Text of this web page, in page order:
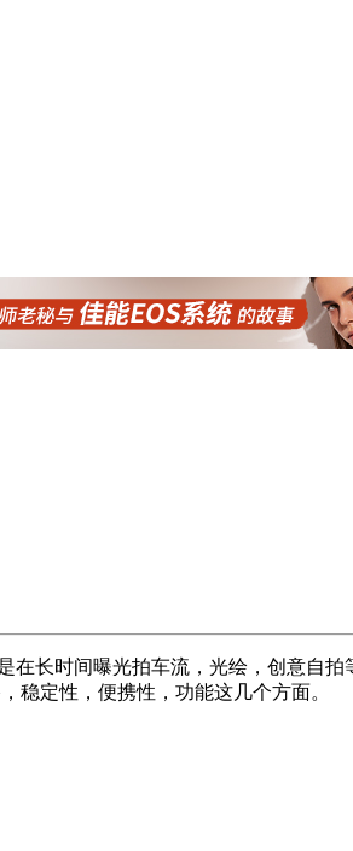
长时间曝光拍车流，光绘，创意自
稳定性，便携性，功能这几个方面。